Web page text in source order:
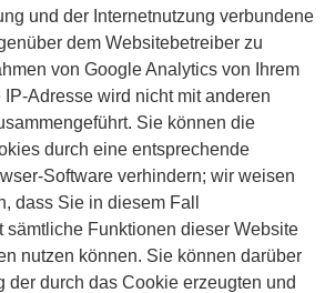
und der Internetnutzung verbundene
dem Websitebetreiber zu
von Google Analytics von Ihrem
IP-Adresse wird nicht mit anderen
Sie können die
durch eine entsprechende
Software verhindern; wir weisen
dass Sie in diesem Fall
sämtliche Funktionen dieser Website
nutzen können. Sie können darüber
der durch das Cookie erzeugten und